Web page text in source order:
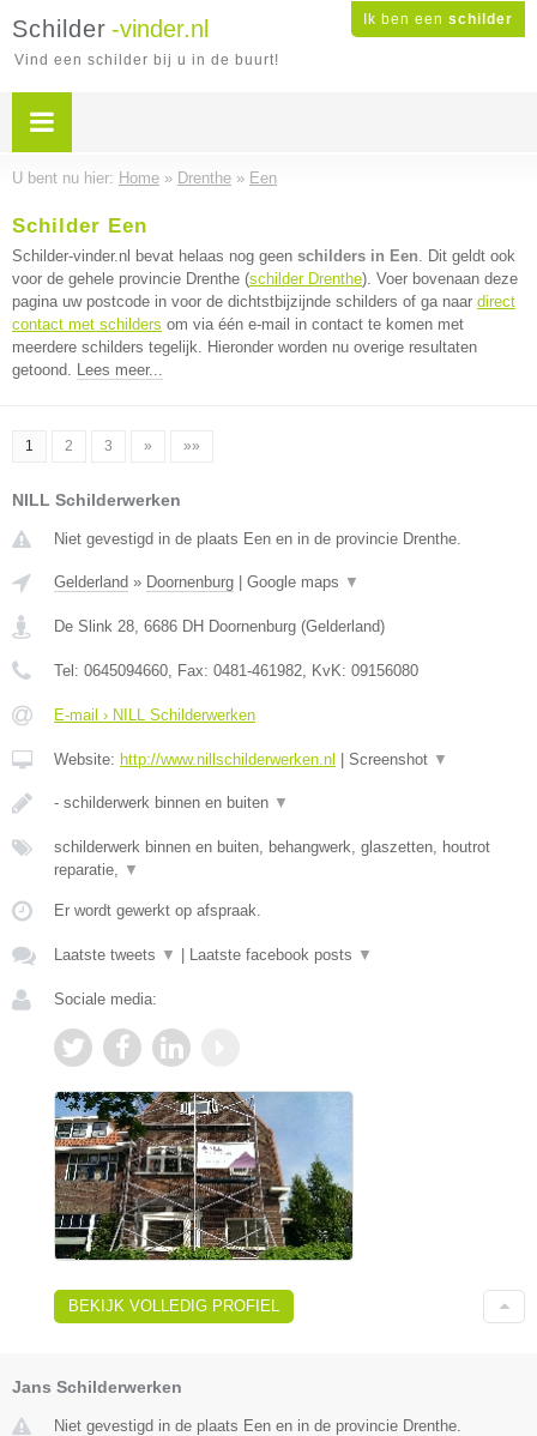
Ik ben een schilder
Schilder -vinder.nl
Vind een schilder bij u in de buurt!
U bent nu hier: Home » Drenthe » Een
Schilder Een
Schilder-vinder.nl bevat helaas nog geen schilders in Een. Dit geldt ook
voor de gehele provincie Drenthe (schilder Drenthe). Voer bovenaan deze
pagina uw postcode in voor de dichtstbijzijnde schilders of ga naar direct
contact met schilders om via één e-mail in contact te komen met
meerdere schilders tegelijk. Hieronder worden nu overige resultaten
getoond. Lees meer...
1 2 3 » »»
NILL Schilderwerken
Niet gevestigd in de plaats Een en in de provincie Drenthe.
Gelderland » Doornenburg Google maps ▼
De Slink 28, 6686 DH Doornenburg (Gelderland)
Tel: 0645094660, Fax: 0481-461982, KvK: 09156080
E-mail › NILL Schilderwerken
Website: http://www.nillschilderwerken.nl Screenshot ▼
- schilderwerk binnen en buiten ▼
schilderwerk binnen en buiten, behangwerk, glaszetten, houtrot
reparatie, ▼
Er wordt gewerkt op afspraak.
Laatste tweets ▼ Laatste facebook posts ▼
Sociale media:
BEKIJK VOLLEDIG PROFIEL
Jans Schilderwerken
Niet gevestigd in de plaats Een en in de provincie Drenthe.